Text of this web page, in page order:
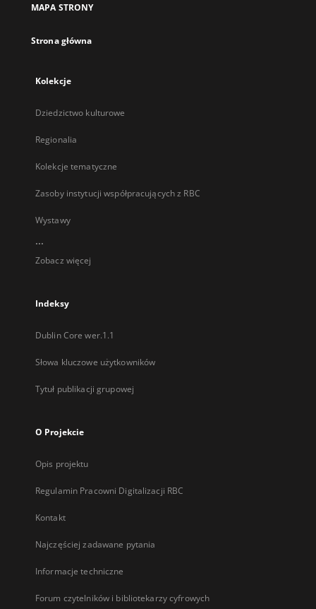
karcie
MAPA STRONY
Strona główna
Kolekcje
Dziedzictwo kulturowe
Regionalia
Kolekcje tematyczne
Zasoby instytucji współpracujących z RBC
Wystawy
...
Zobacz więcej
Indeksy
Dublin Core wer.1.1
Słowa kluczowe użytkowników
Tytuł publikacji grupowej
O Projekcie
Opis projektu
Regulamin Pracowni Digitalizacji RBC
Kontakt
Najczęściej zadawane pytania
Informacje techniczne
Forum czytelników i bibliotekarzy cyfrowych